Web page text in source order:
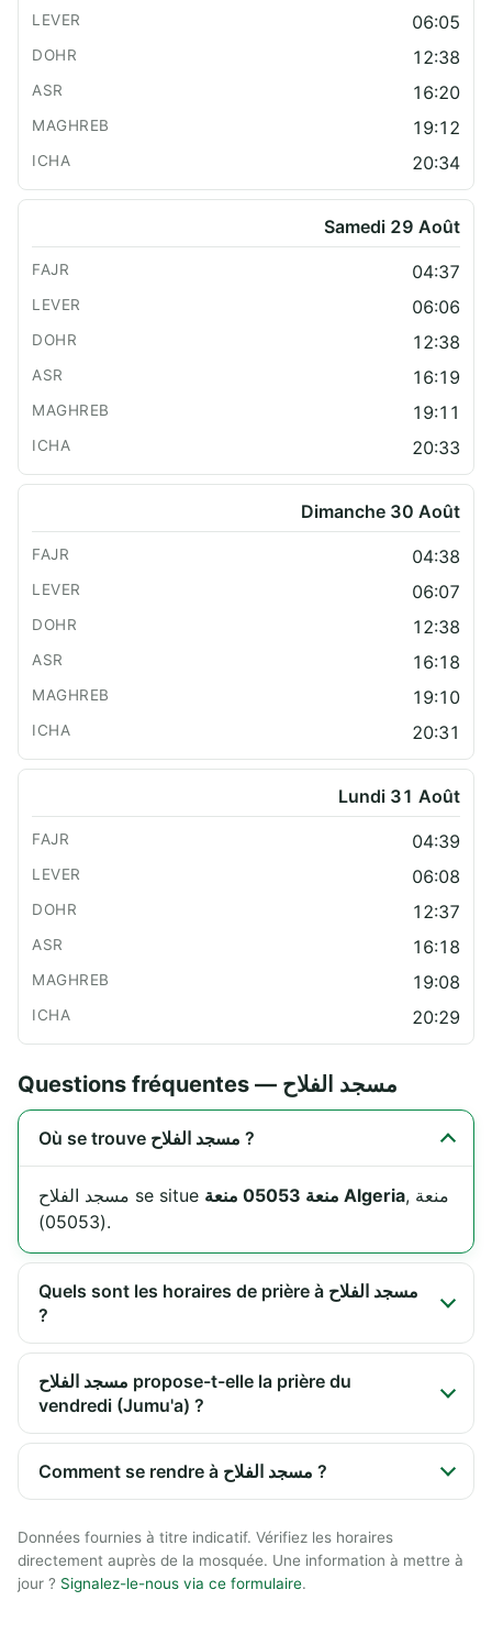
06:05
12:38
16:20
19:12
20:34
Samedi 29 Août
04:37
06:06
12:38
16:19
19:11
20:33
Dimanche 30 Août
04:38
06:07
12:38
16:18
19:10
20:31
Lundi 31 Août
04:39
06:08
12:37
16:18
19:08
20:29
Questions fréquentes — مسجد الفلاح
Où se trouve مسجد الفلاح ?
مسجد الفلاح se situe منعة 05053 منعة Algeria, منعة
(05053).
Quels sont les horaires de prière à مسجد الفلاح
?
مسجد الفلاح propose-t-elle la prière du
vendredi (Jumu'a) ?
Comment se rendre à مسجد الفلاح ?
Données fournies à titre indicatif. Vérifiez les horaires
directement auprès de la mosquée. Une information à mettre à
jour ? Signalez-le-nous via ce formulaire.